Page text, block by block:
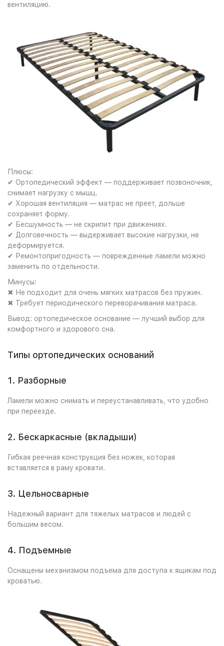
вентиляцию.
Плюсы:
✔ Ортопедический эффект — поддерживает позвоночник,
снимает нагрузку с мышц.
✔ Хорошая вентиляция — матрас не преет, дольше
сохраняет форму.
✔ Бесшумность — не скрипит при движениях.
✔ Долговечность — выдерживает высокие нагрузки, не
деформируется.
✔ Ремонтопригодность — поврежденные ламели можно
заменить по отдельности.
Минусы:
✖ Не подходит для очень мягких матрасов без пружин.
✖ Требует периодического переворачивания матраса.
Вывод: ортопедическое основание — лучший выбор для
комфортного и здорового сна.
Типы ортопедических оснований
1. Разборные
Ламели можно снимать и переустанавливать, что удобно
при переезде.
2. Бескаркасные (вкладыши)
Гибкая реечная конструкция без ножек, которая
вставляется в раму кровати.
3. Цельносварные
Надежный вариант для тяжелых матрасов и людей с
большим весом.
4. Подъемные
Оснащены механизмом подъема для доступа к ящикам под
кроватью.